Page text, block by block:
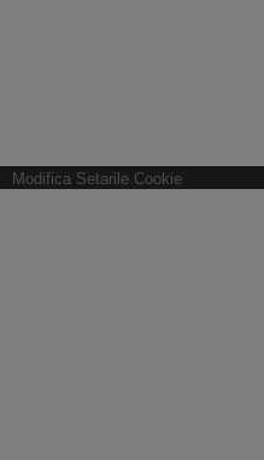
Modifica Setarile Cookie